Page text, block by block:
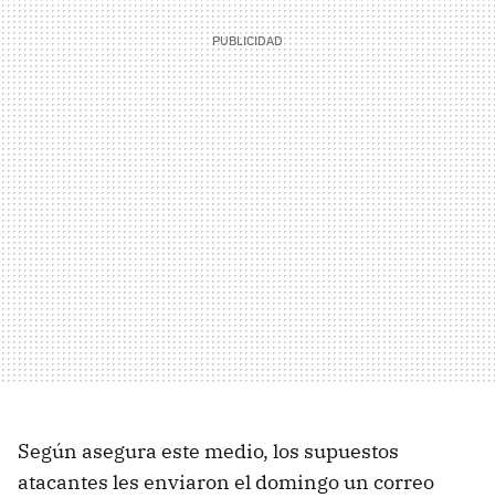
Según asegura este medio, los supuestos
atacantes les enviaron el domingo un correo